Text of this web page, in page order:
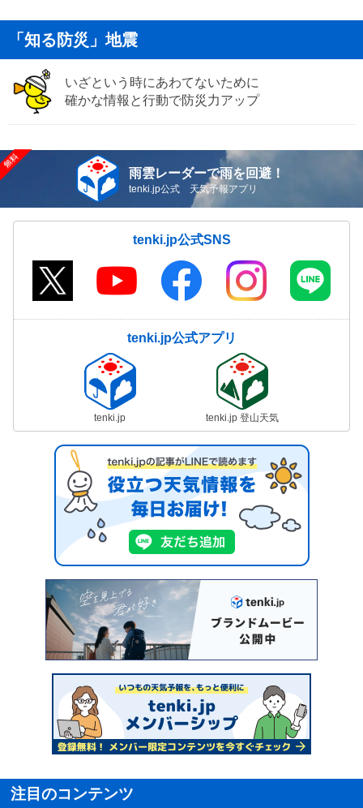
「知る防災」地震
いざという時にあわてないために
確かな情報と行動で防災力アップ
雨雲レーダーで雨を回避！
tenki.jp公式 天気予報アプリ
tenki.jp公式SNS
tenki.jp公式アプリ
tenki.jp tenki.jp 登山天気
注目のコンテンツ